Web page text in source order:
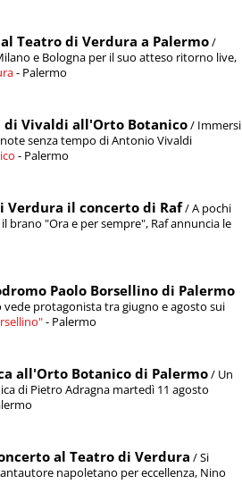
Teatro di Verdura a Palermo/
e Bologna per il suo atteso ritorno live,
- Palermo
di Vivaldi all'Orto Botanico/ Immersi
senza tempo di Antonio Vivaldi
- Palermo
Verdura il concerto di Raf/ A pochi
brano "Ora e per sempre", Raf annuncia le
Paolo Borsellino di Palermo
protagonista tra giugno e agosto sui
- Palermo
all'Orto Botanico di Palermo/ Un
di Pietro Adragna martedì 11 agosto
al Teatro di Verdura / Si
napoletano per eccellenza, Nino